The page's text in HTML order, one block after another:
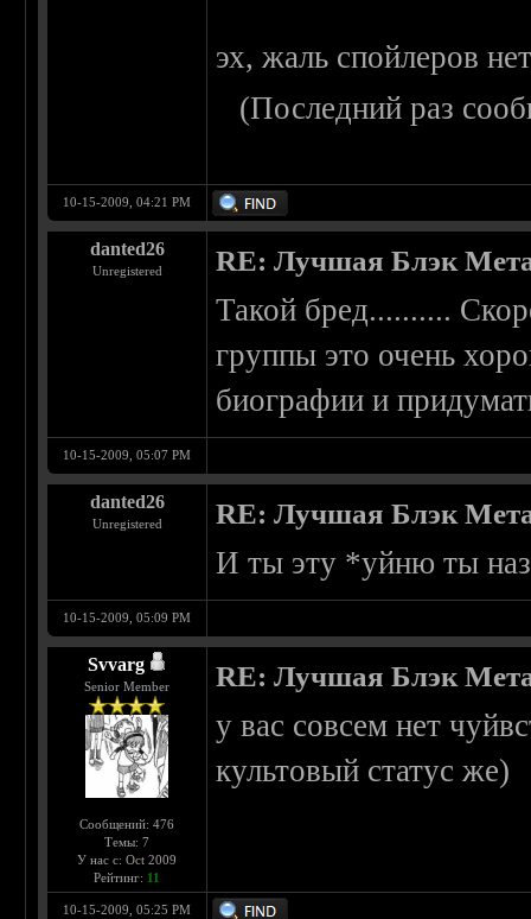
эх, жаль спойлеров
(Последний раз
10-15-2009, 04:21 PM
danted26
Unregistered RE: Лучшая Блэк
Такой бред..........
группы это очень
биографии и
10-15-2009, 05:07 PM
danted26
Unregistered RE: Лучшая Блэк
И ты эту *уйню ты
10-15-2009, 05:09 PM
Svvarg
Senior Member
Сообщений: 476
Темы: 7
У нас с: Oct 2009
Рейтинг: 11
RE: Лучшая Блэк
у вас совсем нет
культовый статус же)
10-15-2009, 05:25 PM